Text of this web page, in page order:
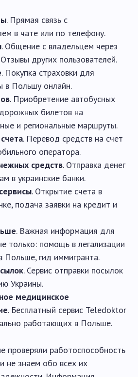
. Прямая связь с
в чате или по телефону.
. Общение с владельцем через
других пользователей.
. Покупка страховки для
в Польшу онлайн.
. Приобретение автобусных
билетов на
и региональные маршруты.
. Перевод средств на счет
оператора.
средств. Отправка денег
в украинские банки.
. Открытие счета в
подача заявки на кредит и
. Важная информация для
только: помощь в легализации
Польше, гид иммигранта.
. Сервис отправки посылок
Украины.
медицинское
. Бесплатный сервис Teledoktor
работающих в Польше.
проверяли работоспособность
не знаем обо всех их